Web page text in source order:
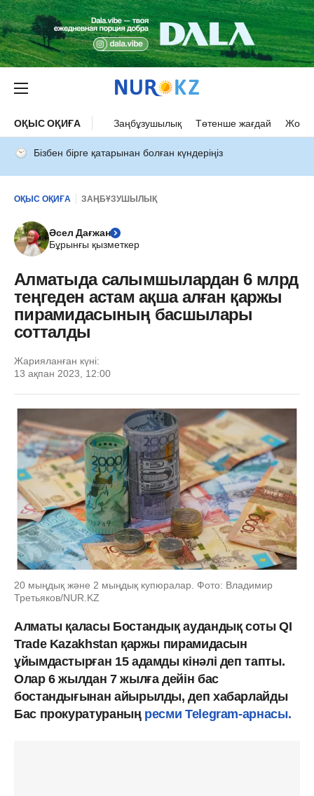
ОҚЫС ОҚИҒА Заңбұзушылық Төтенше жағдай Жол
Бізбен бірге қатарынан болған күндеріңіз
ОҚЫС ОҚИҒА ЗАҢБҰЗУШЫЛЫҚ
Әсел Дағжан
Бұрынғы қызметкер
Алматыда салымшылардан 6 млрд
теңгеден астам ақша алған қаржы
пирамидасының басшылары
сотталды
Жарияланған күні:
13 ақпан 2023, 12:00
20 мыңдық және 2 мыңдық купюралар. Фото: Владимир
Третьяков/NUR.KZ
Алматы қаласы Бостандық аудандық соты QI
Trade Kazakhstan қаржы пирамидасын
ұйымдастырған 15 адамды кінәлі деп тапты.
Олар 6 жылдан 7 жылға дейін бас
бостандығынан айырылды, деп хабарлайды
Бас прокуратураныңресми Telegram-арнасы.